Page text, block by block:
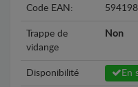
Code EAN:
Trappe de
vidange
Non
Disponibilité En